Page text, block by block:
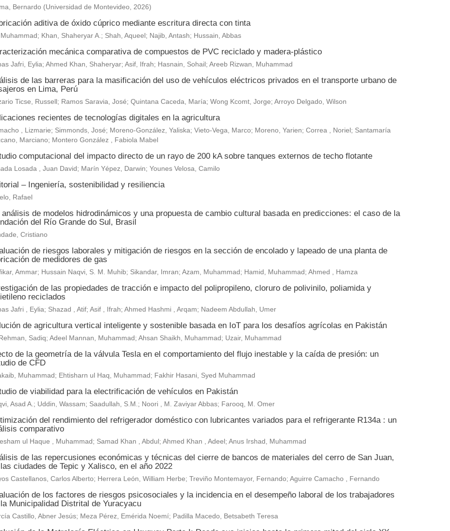
Bernardo (Universidad de Montevideo, 2026)
aditiva de óxido cúprico mediante escritura directa con tinta
Khan, Shaheryar A.; Shah, Aqueel; Najib, Antash; Hussain, Abbas
mecánica comparativa de compuestos de PVC reciclado y madera-plástico
Jafri, Eylia; Ahmed Khan, Shaheryar; Asif, Ifrah; Hasnain, Sohail; Areeb Rizwan, Muhammad
de las barreras para la masificación del uso de vehículos eléctricos privados en el transporte urbano de
en Lima, Perú
Ticse, Russell; Ramos Saravia, José; Quintana Caceda, María; Wong Kcomt, Jorge; Arroyo Delgado, Wilson
recientes de tecnologías digitales en la agricultura
, Lizmarie; Simmonds, José; Moreno-González, Yaliska; Vieto-Vega, Marco; Moreno, Yarien; Correa , Noriel; Santamaría
Marciano; Montero González , Fabiola Mabel
computacional del impacto directo de un rayo de 200 kA sobre tanques externos de techo flotante
Losada , Juan David; Marín Yépez, Darwin; Younes Velosa, Camilo
– Ingeniería, sostenibilidad y resiliencia
Rafael
análisis de modelos hidrodinámicos y una propuesta de cambio cultural basada en predicciones: el caso de la
del Río Grande do Sul, Brasil
Cristiano
de riesgos laborales y mitigación de riesgos en la sección de encolado y lapeado de una planta de
de medidores de gas
Ammar; Hussain Naqvi, S. M. Muhib; Sikandar, Imran; Azam, Muhammad; Hamid, Muhammad; Ahmed , Hamza
de las propiedades de tracción e impacto del polipropileno, cloruro de polivinilo, poliamida y
reciclados
Jafri , Eylia; Shazad , Atif; Asif , Ifrah; Ahmed Hashmi , Arqam; Nadeem Abdullah, Umer
de agricultura vertical inteligente y sostenible basada en IoT para los desafíos agrícolas en Pakistán
Sadiq; Adeel Mannan, Muhammad; Ahsan Shaikh, Muhammad; Uzair, Muhammad
de la geometría de la válvula Tesla en el comportamiento del flujo inestable y la caída de presión: un
de CFD
Muhammad; Ehtisharn ul Haq, Muhammad; Fakhir Hasani, Syed Muhammad
de viabilidad para la electrificación de vehículos en Pakistán
Asad A.; Uddin, Wassam; Saadullah, S.M.; Noori , M. Zaviyar Abbas; Farooq, M. Omer
del rendimiento del refrigerador doméstico con lubricantes variados para el refrigerante R134a : un
comparativo
ul Haque , Muhammad; Samad Khan , Abdul; Ahmed Khan , Adeel; Anus Irshad, Muhammad
de las repercusiones económicas y técnicas del cierre de bancos de materiales del cerro de San Juan,
ciudades de Tepic y Xalisco, en el año 2022
Castellanos, Carlos Alberto; Herrera León, William Herbe; Treviño Montemayor, Fernando; Aguirre Camacho , Fernando
de los factores de riesgos psicosociales y la incidencia en el desempeño laboral de los trabajadores
Municipalidad Distrital de Yuracyacu
Castillo, Abner Jesús; Meza Pérez, Emérida Noemí; Padilla Macedo, Betsabeth Teresa